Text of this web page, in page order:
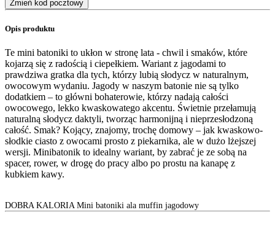
Zmień kod pocztowy
Opis produktu
Te mini batoniki to ukłon w stronę lata - chwil i smaków, które
kojarzą się z radością i ciepełkiem. Wariant z jagodami to
prawdziwa gratka dla tych, którzy lubią słodycz w naturalnym,
owocowym wydaniu. Jagody w naszym batonie nie są tylko
dodatkiem – to główni bohaterowie, którzy nadają całości
owocowego, lekko kwaskowatego akcentu. Świetnie przełamują
naturalną słodycz daktyli, tworząc harmonijną i nieprzesłodzoną
całość. Smak? Kojący, znajomy, trochę domowy – jak kwaskowo-
słodkie ciasto z owocami prosto z piekarnika, ale w dużo lżejszej
wersji. Minibatonik to idealny wariant, by zabrać je ze sobą na
spacer, rower, w drogę do pracy albo po prostu na kanapę z
kubkiem kawy.
DOBRA KALORIA Mini batoniki ala muffin jagodowy